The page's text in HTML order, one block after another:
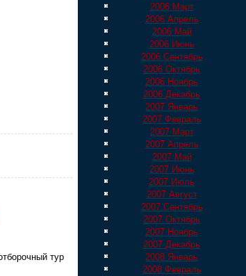
тур
2006 Март
2006 Апрель
2006 Май
2006 Июнь
2006 Сентябрь
2006 Октябрь
2006 Ноябрь
2006 Декабрь
2007 Январь
2007 Февраль
2007 Март
2007 Апрель
2007 Май
2007 Июнь
2007 Июль
2007 Август
2007 Сентябрь
2007 Октябрь
2007 Ноябрь
2007 Декабрь
2008 Январь
2008 Февраль